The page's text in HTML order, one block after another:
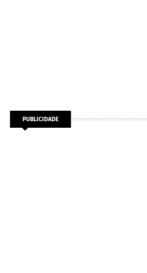
PUBLICIDADE